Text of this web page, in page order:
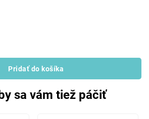
Pridať do košíka
sa vám tiež páčiť